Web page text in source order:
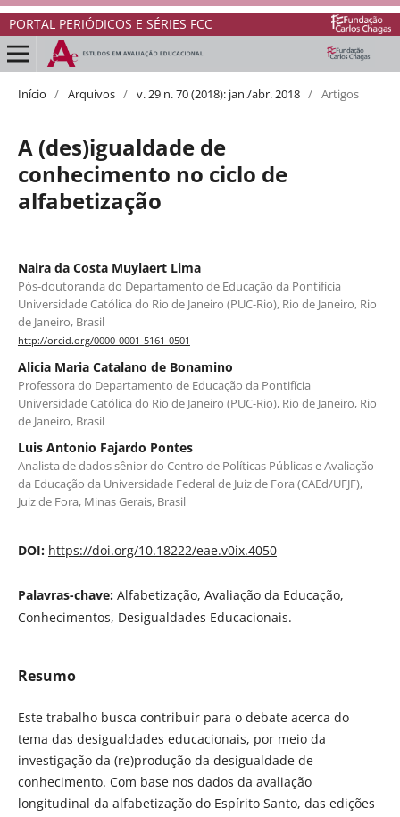
PORTAL PERIÓDICOS E SÉRIES FCC
Início / Arquivos / v. 29 n. 70 (2018): jan./abr. 2018 / Artigos
A (des)igualdade de
conhecimento no ciclo de
alfabetização
Naira da Costa Muylaert Lima
Pós-doutoranda do Departamento de Educação da Pontifícia
Universidade Católica do Rio de Janeiro (PUC-Rio), Rio de Janeiro, Rio
de Janeiro, Brasil
http://orcid.org/0000-0001-5161-0501
Alicia Maria Catalano de Bonamino
Professora do Departamento de Educação da Pontifícia
Universidade Católica do Rio de Janeiro (PUC-Rio), Rio de Janeiro, Rio
de Janeiro, Brasil
Luis Antonio Fajardo Pontes
Analista de dados sênior do Centro de Políticas Públicas e Avaliação
da Educação da Universidade Federal de Juiz de Fora (CAEd/UFJF),
Juiz de Fora, Minas Gerais, Brasil
DOI: https://doi.org/10.18222/eae.v0ix.4050
Palavras-chave: Alfabetização, Avaliação da Educação,
Conhecimentos, Desigualdades Educacionais.
Resumo
Este trabalho busca contribuir para o debate acerca do
tema das desigualdades educacionais, por meio da
investigação da (re)produção da desigualdade de
conhecimento. Com base nos dados da avaliação
longitudinal da alfabetização do Espírito Santo, das edições